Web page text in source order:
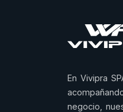
En Vivipra
negocio,